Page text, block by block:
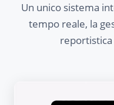
Un unico sistema
tempo reale, la